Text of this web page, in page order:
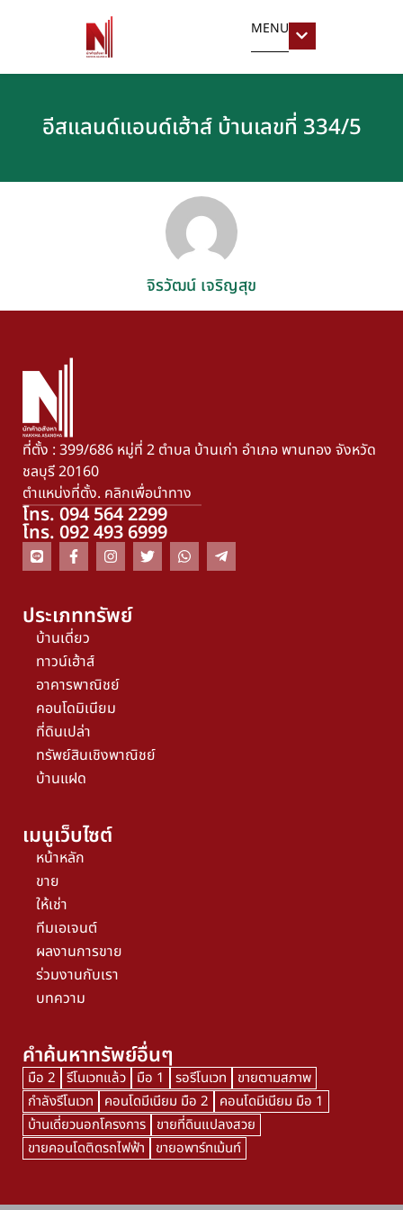
MENU
อีสแลนด์แอนด์เฮ้าส์ บ้านเลขที่ 334/5
จิรวัฒน์ เจริญสุข
ที่ตั้ง : 399/686 หมู่ที่ 2 ตำบล บ้านเก่า อำเภอ พานทอง จังหวัด
ชลบุรี 20160
ตำแหน่งที่ตั้ง. คลิกเพื่อนำทาง
โทร. 094 564 2299
โทร. 092 493 6999
ประเภททรัพย์
บ้านเดี่ยว
ทาวน์เฮ้าส์
อาคารพาณิชย์
คอนโดมิเนียม
ที่ดินเปล่า
ทรัพย์สินเชิงพาณิชย์
บ้านแฝด
เมนูเว็บไซต์
หน้าหลัก
ขาย
ให้เช่า
ทีมเอเจนต์
ผลงานการขาย
ร่วมงานกับเรา
บทความ
คำค้นหาทรัพย์อื่นๆ
มือ 2 รีโนเวทแล้ว มือ 1 รอรีโนเวท
ขายตามสภาพ
กำลังรีโนเวท
คอนโดมีเนียม มือ 2
คอนโดมีเนียม มือ 1
บ้านเดี่ยวนอกโครงการ ขายที่ดินแปลงสวย
ขายคอนโดติดรถไฟฟ้า
ขายอพาร์ทเม้นท์